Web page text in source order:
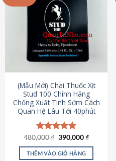
biến
thể.
Các
tùy
chọn
được
chọn
trên
trang
sản
phẩm
(Mẫu Mới) Chai Thuốc Xịt
Stud 100 Chính Hãng
Chống Xuất Tinh Sớm Cách
Quan Hệ Lâu Tới 40phút
Được xếp
hạng5.00
5 sao
480,000₫ Giá
là:
480,000 ₫.
390,000₫Giá
tại
THÊM VÀO GIỎ HÀNG